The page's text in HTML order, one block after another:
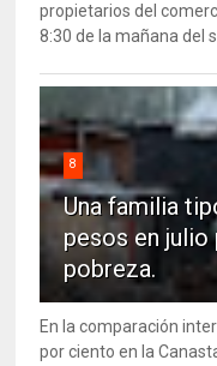
propietarios del
8:30 de la mañana del
8
Una familia
pesos en julio
pobreza.
En la comparación
por ciento en la